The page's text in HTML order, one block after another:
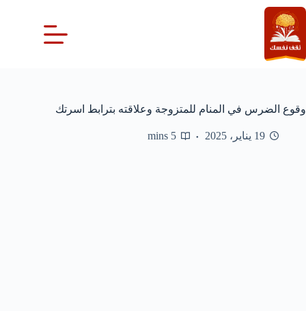
التجاوز
إلى
المحتوى
وقوع الضرس في المنام للمتزوجة وعلاقته بترابط اسرتك
19 يناير، 2025 5 mins